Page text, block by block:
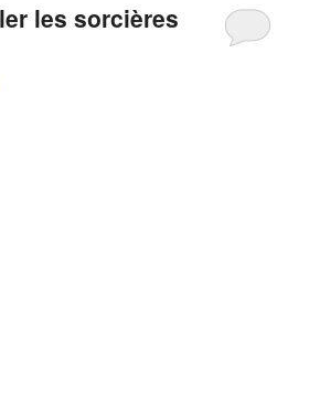
les sorcières